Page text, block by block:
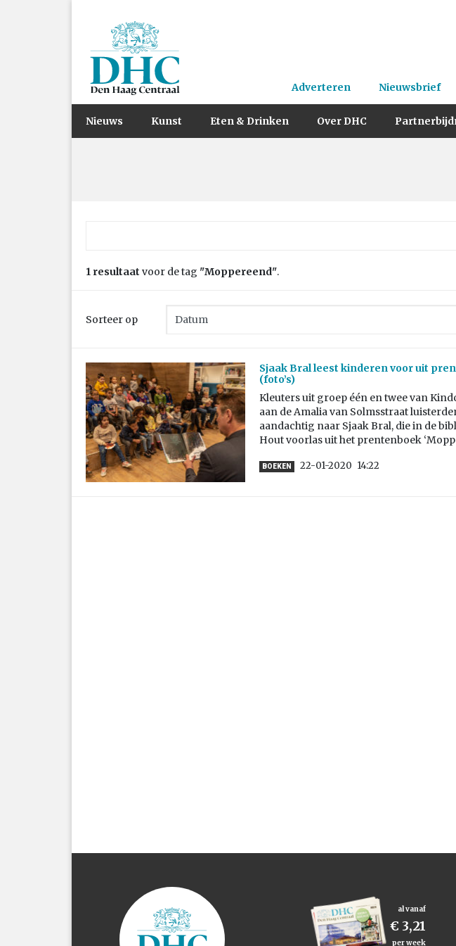
Adverteren Nieuwsbrief
Nieuws Kunst Eten & Drinken Over DHC
1 resultaat voor de tag "Moppereend".
Sorteer op
Sjaak Bral leest kinderen voor uit
(foto’s)
Kleuters uit groep één en twee van
aan de Amalia van Solmsstraat
aandachtig naar Sjaak Bral, die in de
Hout voorlas uit het prentenboek
BOEKEN 22-01-2020 14:22
al vanaf
€ 3,21
per week